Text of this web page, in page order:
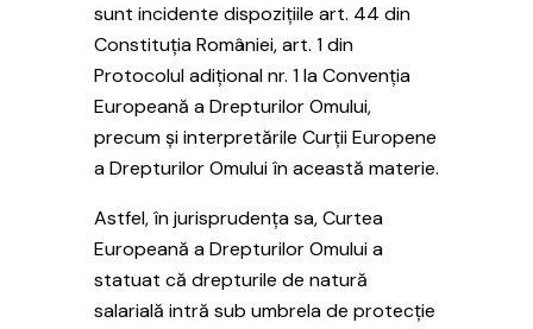
sunt incidente dispozițiile art. 44 din
Constituția României, art. 1 din
Protocolul adițional nr. 1 la Convenția
Europeană a Drepturilor Omului,
precum și interpretările Curții Europene
a Drepturilor Omului în această materie.
Astfel, în jurisprudența sa, Curtea
Europeană a Drepturilor Omului a
statuat că drepturile de natură
salarială intră sub umbrela de protecție